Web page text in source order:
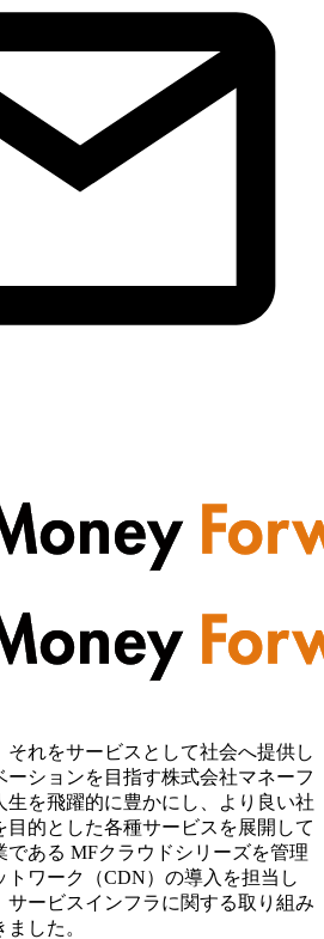
それをサービスとして社会へ提供し
ションを目指す株式会社マネーフ
生を飛躍的に豊かにし、より良い社
的とした各種サービスを展開して
である MFクラウドシリーズを管理
ワーク（CDN）の導入を担当し
サービスインフラに関する取り組み
した。